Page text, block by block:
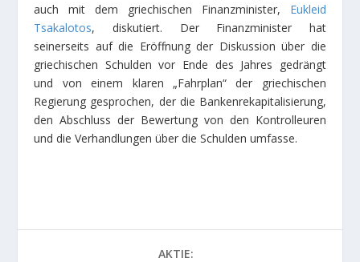
auch mit dem griechischen Finanzminister, Eukleid
Tsakalotos, diskutiert. Der Finanzminister hat
seinerseits auf die Eröffnung der Diskussion über die
griechischen Schulden vor Ende des Jahres gedrängt
und von einem klaren „Fahrplan“ der griechischen
Regierung gesprochen, der die Bankenrekapitalisierung,
den Abschluss der Bewertung von den Kontrolleuren
und die Verhandlungen über die Schulden umfasse.
AKTIE: